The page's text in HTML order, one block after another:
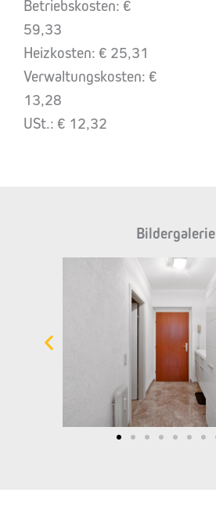
Betriebskosten: €
59,33
Heizkosten: € 25,31
Verwaltungskosten: €
13,28
USt.: € 12,32
Bildergalerie